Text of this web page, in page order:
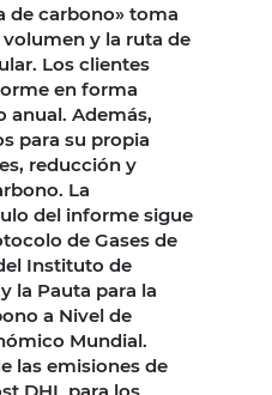
de carbono» toma
y la ruta de
Los clientes
en forma
anual. Además,
para su propia
reducción y
La
del informe sigue
de Gases de
Instituto de
la Pauta para la
a Nivel de
Mundial.
las emisiones de
DHL para los